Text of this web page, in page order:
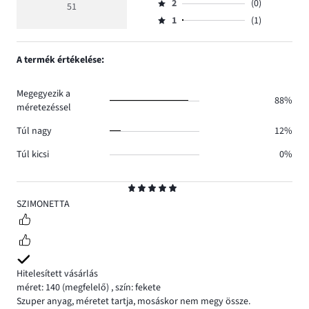
5
SZIMONETTA
Hitelesített vásárlás
méret: 140 (megfelelő) ,szín: fekete
Szuper anyag, méretet tartja, mosáskor nem megy össze.
51
44.
szavazatok
száma
3,
szavazatok
Osztályzat
2,
2
(0)
Osztályzat
1,
1 (1)
A termék értékelése:
Megegyezik a
méretezéssel
88%
Túl nagy
12%
Túl kicsi
0%